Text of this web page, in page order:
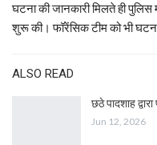
घटना की जानकारी मिलते ही
शुरू की। फॉरेंसिक टीम को भी
ALSO READ
छठे पादशाह
Jun 12, 2026